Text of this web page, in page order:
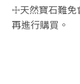
☩天然寶石難免
再進行購買。